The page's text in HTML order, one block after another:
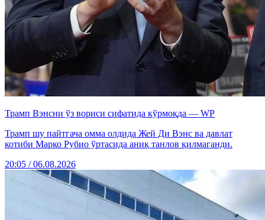
Трамп Вэнсни ўз вориси сифатида кўрмоқда — WP
Трамп шу пайтгача омма олдида Жей Ди Вэнс ва давлат
котиби Марко Рубио ўртасида аниқ танлов қилмаганди.
20:05 / 06.08.2026